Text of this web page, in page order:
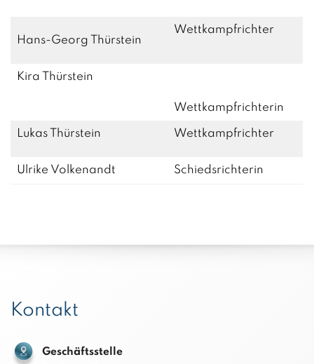
Hans-Georg Thürstein
Wettkampfrichter
Kira Thürstein
Wettkampfrichterin
Lukas Thürstein Wettkampfrichter
Ulrike Volkenandt Schiedsrichterin
Kontakt
Geschäftsstelle